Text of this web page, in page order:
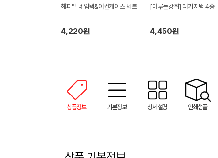
해피벨 네임택&여권케이스 세트
4,220원
[마루는강쥐] 러기지택 4종
4,450원
상품정보 기본정보 상세설명 인쇄샘플